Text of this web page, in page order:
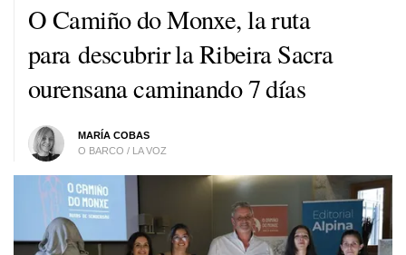
O Camiño do Monxe, la ruta
para descubrir la Ribeira Sacra
ourensana caminando 7 días
MARÍA COBAS
O BARCO / LA VOZ